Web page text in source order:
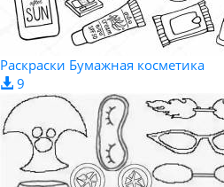
Раскраски Бумажная косметика
9